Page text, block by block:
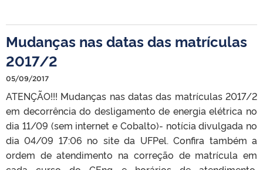
Mudanças nas datas das matrículas
2017/2
05/09/2017
ATENÇÃO!!! Mudanças nas datas das matrículas 2017/2
em decorrência do desligamento de energia elétrica no
dia 11/09 (sem internet e Cobalto)- notícia divulgada no
dia 04/09 17:06 no site da UFPel. Confira também a
ordem de atendimento na correção de matrícula em